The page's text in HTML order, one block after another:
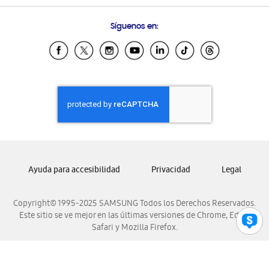
Samsung Ecuador
Samsung El Salvador
Samsung Honduras
Samsung Nicaragua
Samsung Panamá
Samsung Venezuela
Síguenos en:
Copyright© 1995-2025 SAMSUNG Todos los Derechos Reservados.
Este sitio se ve mejor en las últimas versiones de Chrome, Edge,
Safari y Mozilla Firefox.
Ayuda para accesibilidad Privacidad Legal